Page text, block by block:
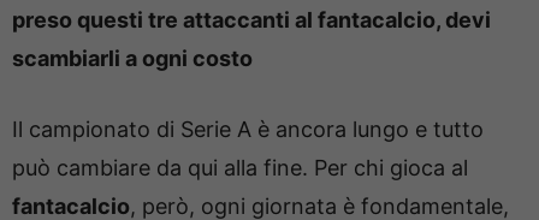
preso questi tre attaccanti al fantacalcio, devi
scambiarli a ogni costo
Il campionato di Serie A è ancora lungo e tutto
può cambiare da qui alla fine. Per chi gioca al
fantacalcio, però, ogni giornata è fondamentale,